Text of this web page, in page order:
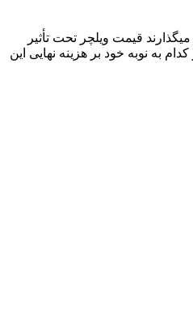
قیمت ویلچر تحت تأثیر
به نوبه خود بر هزینه نهایی این